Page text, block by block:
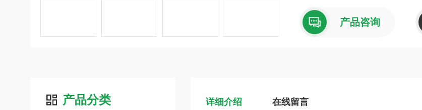
产品咨询
产品分类 详细介绍 在线留言